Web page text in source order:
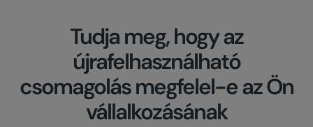
Tudja meg, hogy az
újrafelhasználható
csomagolás megfelel-e az Ön
vállalkozásának